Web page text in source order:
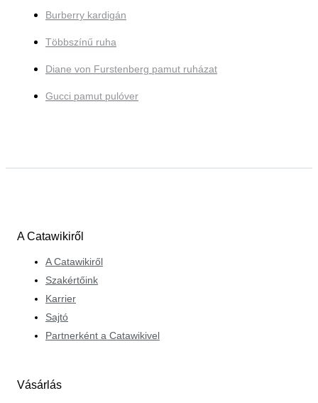
Burberry kardigán
Többszínű ruha
Diane von Furstenberg pamut ruházat
Gucci pamut pulóver
A Catawikiről
A Catawikiről
Szakértőink
Karrier
Sajtó
Partnerként a Catawikivel
Vásárlás